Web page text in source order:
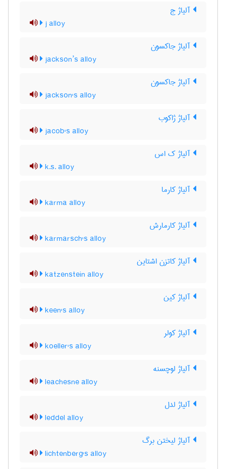
آلیاژ ج
j alloy
آلیاژ جاکسون
jackson’s alloy
آلیاژ جاکسون
jackson's alloy
آلیاژ ژاکوب
jacob's alloy
آلیاژ ک اس
k.s. alloy
آلیاژ کارما
karma alloy
آلیاژ کارمارش
karmarsch's alloy
آلیاژ کاتزن اشتاین
katzenstein alloy
آلیاژ کین
keen's alloy
آلیاژ کولر
koeller's alloy
آلیاژ لوچسنه
leachesne alloy
آلیاژ لدل
leddel alloy
آلیاژ لیختن برگ
lichtenberg's alloy